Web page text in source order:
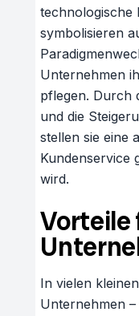
technologische
symbolisieren
Unternehmen
pflegen. Durch
und die
stellen sie eine
Kundenservice
wird.
Vorteile
In vielen
Unternehmen